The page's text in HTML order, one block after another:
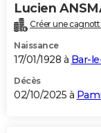
Alimentation
Guide de la santé
Maladies
Médicaments
Sommeil
VOYAGE
Destinations
City break
Voyage nature
Voyage de noces
Forum
Climat
+PHOTO
GUIDES D'ACHAT
BONS PLANS
Lucien
Créer une
Naissance
17/01/1928 à Bar-
Décès
02/10/2025 à